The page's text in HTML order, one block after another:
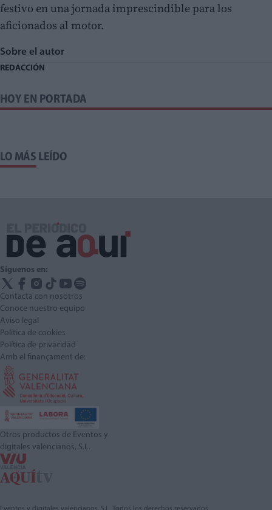
festivo en una jornada imprescindible para los
aficionados al motor.
Sobre el autor
REDACCIÓN
HOY EN PORTADA
LO MÁS LEÍDO
Síguenos en:
Contacta con nosotros
Conoce nuestro equipo
Aviso legal
Política de cookies
Política de privacidad
Amb el finançament de:
Otros productos de Eventos y
digitales valencianos, S.L.